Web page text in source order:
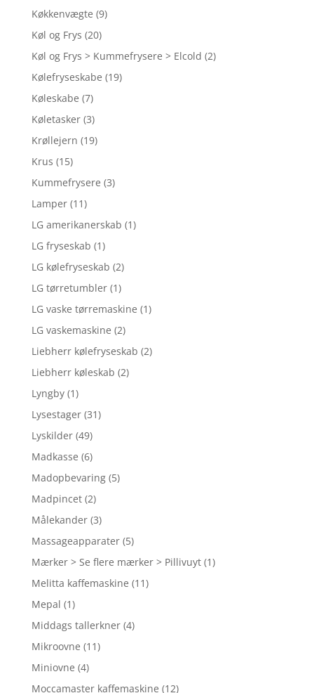
Køkkenvægte (9)
Køl og Frys (20)
Køl og Frys > Kummefrysere > Elcold (2)
Kølefryseskabe (19)
Køleskabe (7)
Køletasker (3)
Krøllejern (19)
Krus (15)
Kummefrysere (3)
Lamper (11)
LG amerikanerskab (1)
LG fryseskab (1)
LG kølefryseskab (2)
LG tørretumbler (1)
LG vaske tørremaskine (1)
LG vaskemaskine (2)
Liebherr kølefryseskab (2)
Liebherr køleskab (2)
Lyngby (1)
Lysestager (31)
Lyskilder (49)
Madkasse (6)
Madopbevaring (5)
Madpincet (2)
Målekander (3)
Massageapparater (5)
Mærker > Se flere mærker > Pillivuyt (1)
Melitta kaffemaskine (11)
Mepal (1)
Middags tallerkner (4)
Mikroovne (11)
Miniovne (4)
Moccamaster kaffemaskine (12)